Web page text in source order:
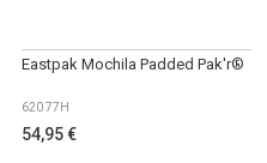
Eastpak Mochila Padded Pak'r®
620 77H
54,95 €